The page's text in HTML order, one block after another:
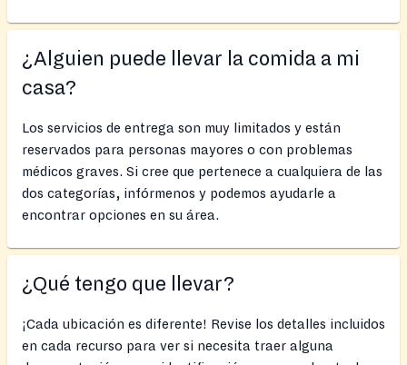
¿Alguien puede llevar la comida a mi
casa?
Los servicios de entrega son muy limitados y están
reservados para personas mayores o con problemas
médicos graves. Si cree que pertenece a cualquiera de las
dos categorías, infórmenos y podemos ayudarle a
encontrar opciones en su área.
¿Qué tengo que llevar?
¡Cada ubicación es diferente! Revise los detalles incluidos
en cada recurso para ver si necesita traer alguna